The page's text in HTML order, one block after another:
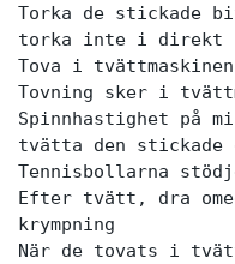
Torka de stickade
torka inte i direkt
Tova i
Tovning sker i
Spinnhastighet på
tvätta den stickade
Tennisbollarna
Efter tvätt, dra
krympning
När de tovats i